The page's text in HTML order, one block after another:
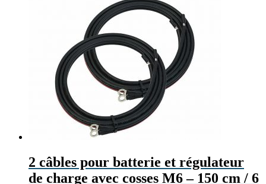
2 câbles pour batterie et régulateur
de charge avec cosses M6 – 150 cm / 6